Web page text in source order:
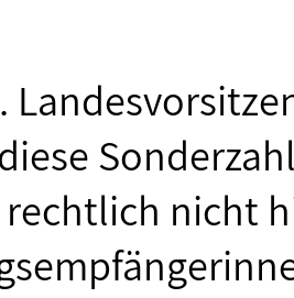
nicht